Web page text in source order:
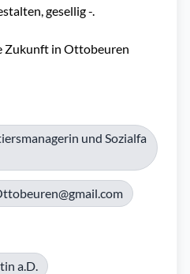
gesellig -.
Zukunft in Ottobeuren
und Sozialfa
a.D.